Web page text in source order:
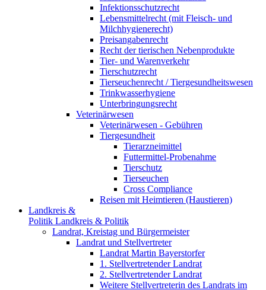
Infektionsschutzrecht
Lebensmittelrecht (mit Fleisch- und
Milchhygienerecht)
Preisangabenrecht
Recht der tierischen Nebenprodukte
Tier- und Warenverkehr
Tierschutzrecht
Tierseuchenrecht / Tiergesundheitswesen
Trinkwasserhygiene
Unterbringungsrecht
Veterinärwesen
Veterinärwesen - Gebühren
Tiergesundheit
Tierarzneimittel
Futtermittel-Probenahme
Tierschutz
Tierseuchen
Cross Compliance
Reisen mit Heimtieren (Haustieren)
Landkreis &
Politik Landkreis & Politik
Landrat, Kreistag und Bürgermeister
Landrat und Stellvertreter
Landrat Martin Bayerstorfer
1. Stellvertretender Landrat
2. Stellvertretender Landrat
Weitere Stellvertreterin des Landrats im